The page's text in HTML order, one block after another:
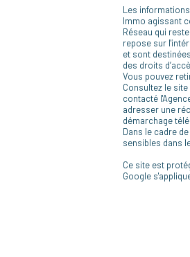
Les
Immo agissant
Réseau qui
repose sur
et sont
des droits
Vous pouvez
Consultez le site
contacté
adresser une
démarchage
Dans le cadre
sensibles dans
Ce site est
Google